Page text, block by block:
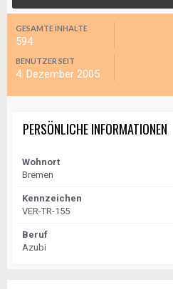
GESAMTE INHALTE
594
BENUTZER SEIT
4. Dezember 2005
PERSÖNLICHE INFORMATIONEN
Wohnort
Bremen
Kennzeichen
VER-TR-155
Beruf
Azubi